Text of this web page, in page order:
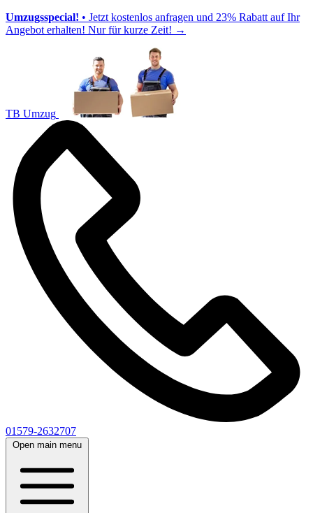
Umzugsspecial! • Jetzt kostenlos anfragen und 23% Rabatt auf Ihr
Angebot erhalten! Nur für kurze Zeit! →
TB Umzug
01579-2632707
Open main menu